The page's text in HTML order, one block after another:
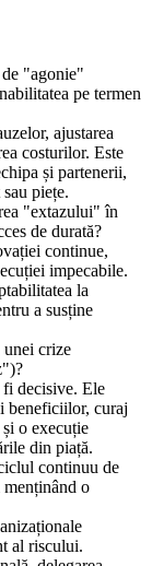
de "agonie"
pe termen
ajustarea
costurilor. Este
și partenerii,
piețe.
"extazului" în
de durată?
continue,
impecabile.
la
a susține
unei crize
fi decisive. Ele
beneficiilor, curaj
o execuție
din piață.
continuu de
o
al riscului.